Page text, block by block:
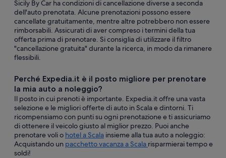
Sicily By Car ha condizioni di cancellazione diverse a seconda
dell'auto prenotata. Alcune prenotazioni possono essere
cancellate gratuitamente, mentre altre potrebbero non essere
rimborsabili. Assicurati di aver compreso i termini della tua
offerta prima di prenotare. Si consiglia di utilizzare il filtro
"cancellazione gratuita" durante la ricerca, in modo da rimanere
flessibili.
Perché Expedia.it è il posto migliore per prenotare
la mia auto a noleggio?
Il posto in cui prenoti è importante. Expedia.it offre una vasta
selezione e le migliori offerte di auto in Scala e dintorni. Ti
ricompensiamo con punti su ogni prenotazione e ti assicuriamo
di ottenere il veicolo giusto al miglior prezzo. Puoi anche
prenotare voli o hotel a Scala insieme alla tua auto a noleggio:
Acquistando un pacchetto vacanza a Scala risparmierai tempo e
soldi!